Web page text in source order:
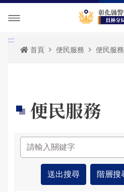
單位介紹
組織執掌
聯絡資訊
轄區概況
轄區派出所
活動訊息
RSS訊息中心
交通安全宣導
婦幼宣導
保防宣導
一般犯罪預防宣導
便民服務
便民服務
表單下載
政府資訊公開
民意廣場
分局長信箱
問卷調查
影音出版品
活動相簿
:::
首頁
便民服務 便民服務
便民服務